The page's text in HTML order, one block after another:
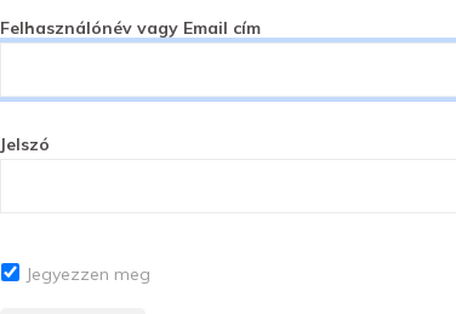
Felhasználónév vagy Email cím
Jelszó
Jegyezzen meg